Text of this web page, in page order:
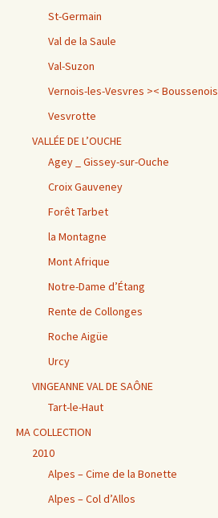
St-Germain
Val de la Saule
Val-Suzon
Vernois-les-Vesvres >< Boussenois
Vesvrotte
VALLÉE DE L’OUCHE
Agey _ Gissey-sur-Ouche
Croix Gauveney
Forêt Tarbet
la Montagne
Mont Afrique
Notre-Dame d’Étang
Rente de Collonges
Roche Aigüe
Urcy
VINGEANNE VAL DE SAÔNE
Tart-le-Haut
MA COLLECTION
2010
Alpes – Cime de la Bonette
Alpes – Col d’Allos